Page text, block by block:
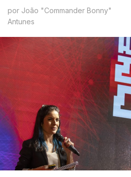
por João "Commander Bonny"
Antunes